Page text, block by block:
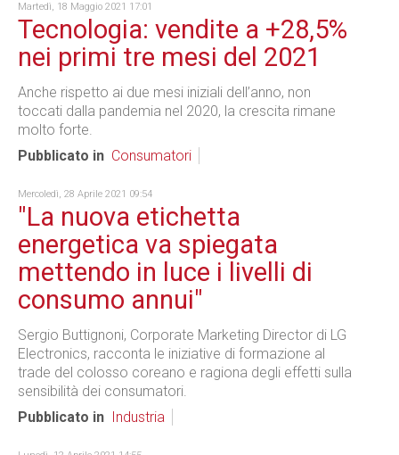
Martedì, 18 Maggio 2021 17:01
Tecnologia: vendite a +28,5%
nei primi tre mesi del 2021
Anche rispetto ai due mesi iniziali dell’anno, non
toccati dalla pandemia nel 2020, la crescita rimane
molto forte.
Pubblicato in Consumatori
Mercoledì, 28 Aprile 2021 09:54
"La nuova etichetta
energetica va spiegata
mettendo in luce i livelli di
consumo annui"
Sergio Buttignoni, Corporate Marketing Director di LG
Electronics, racconta le iniziative di formazione al
trade del colosso coreano e ragiona degli effetti sulla
sensibilità dei consumatori.
Pubblicato in
Industria